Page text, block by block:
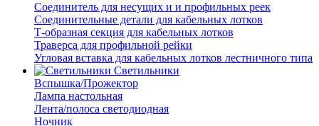
Соединитель для несущих и и профильных реек
Соединительные детали для кабельных лотков
Т-образная секция для кабельных лотков
Траверса для профильной рейки
Угловая вставка для кабельных лотков лестничного типа
Светильники
Вспышка/Прожектор
Лампа настольная
Лента/полоса светодиодная
Ночник